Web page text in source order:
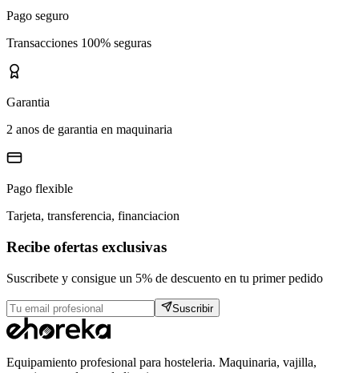
Pago seguro
Transacciones 100% seguras
Garantia
2 anos de garantia en maquinaria
Pago flexible
Tarjeta, transferencia, financiacion
Recibe ofertas exclusivas
Suscribete y consigue un 5% de descuento en tu primer pedido
Suscribir
Equipamiento profesional para hosteleria. Maquinaria, vajilla,